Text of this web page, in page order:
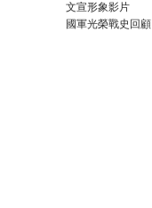
文宣形象影片
國軍光榮戰史回顧